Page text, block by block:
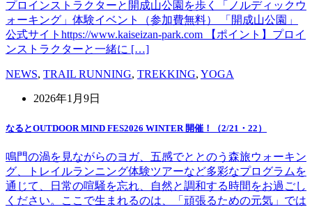
プロインストラクターと開成山公園を歩く「ノルディックウ
ォーキング」体験イベント（参加費無料） 「開成山公園」
公式サイトhttps://www.kaiseizan-park.com 【ポイント】プロイ
ンストラクターと一緒に […]
NEWS, TRAIL RUNNING, TREKKING, YOGA
2026年1月9日
なるとOUTDOOR MIND FES2026 WINTER 開催！（2/21・22）
鳴門の渦を見ながらのヨガ、五感でととのう森旅ウォーキン
グ、トレイルランニング体験ツアーなど多彩なプログラムを
通じて、日常の喧騒を忘れ、自然と調和する時間をお過ごし
ください。ここで生まれるのは、「頑張るための元気」では